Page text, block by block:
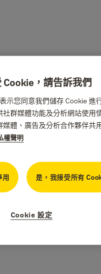
Cookie，請告訴我們
示您同意我們儲存 Cookie 進
社群媒體功能及分析網站使用
媒體、廣告及分析合作夥伴共
權聲明
用 是，我接受所有
Cookie 設定